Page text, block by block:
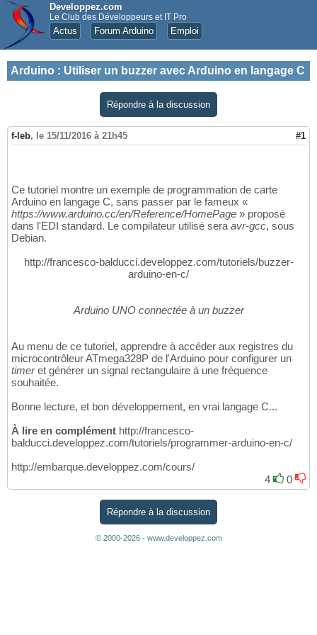
Developpez.com
Le Club des Développeurs et IT Pro
Actus Forum Arduino Emploi
Arduino : Utiliser un buzzer avec Arduino en langage C
Répondre à la discussion
f-leb, le 15/11/2016 à 21h45 #1
Ce tutoriel montre un exemple de programmation de carte
Arduino en langage C, sans passer par le fameux «
https://www.arduino.cc/en/Reference/HomePage » proposé
dans l'EDI standard. Le compilateur utilisé sera avr-gcc, sous
Debian.
http://francesco-balducci.developpez.com/tutoriels/buzzer-
arduino-en-c/
Arduino UNO connectée à un buzzer
Au menu de ce tutoriel, apprendre à accéder aux registres du
microcontrôleur ATmega328P de l'Arduino pour configurer un
timeret générer un signal rectangulaire à une fréquence
souhaitée.
Bonne lecture, et bon développement, en vrai langage C...
À lire en complément http://francesco-
balducci.developpez.com/tutoriels/programmer-arduino-en-c/
http://embarque.developpez.com/cours/
4
0
Répondre à la discussion
© 2000-2026 - www.developpez.com